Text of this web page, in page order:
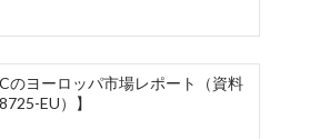
のヨーロッパ市場レポート（資料
EU）】